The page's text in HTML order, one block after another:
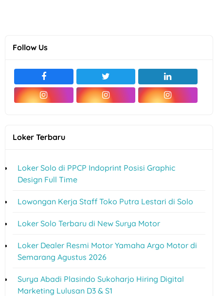
Follow Us
Loker Terbaru
Loker Solo di PPCP Indoprint Posisi Graphic
Design Full Time
Lowongan Kerja Staff Toko Putra Lestari di Solo
Loker Solo Terbaru di New Surya Motor
Loker Dealer Resmi Motor Yamaha Argo Motor di
Semarang Agustus 2026
Surya Abadi Plasindo Sukoharjo Hiring Digital
Marketing Lulusan D3 & S1